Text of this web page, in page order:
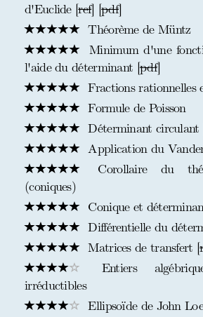
d'Euclide [ref] [pdf]
Théorème de Müntz
Minimum d'une
l'aide du déterminant [pdf]
Fractions rationnelles
Formule de Poisson
Déterminant circulant
Application du
Corollaire du
(coniques)
Conique et
Différentielle du
Matrices de transfert [
Entiers
irréductibles
Ellipsoïde de John